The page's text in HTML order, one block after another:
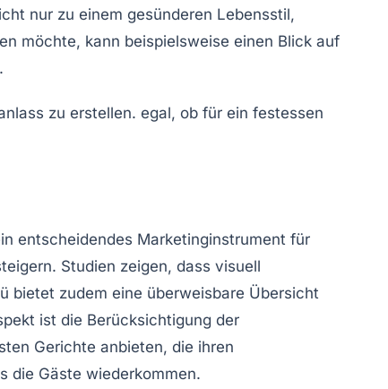
nur zu einem gesünderen Lebensstil,
möchte, kann beispielsweise einen Blick auf
entscheidendes Marketinginstrument für
Studien zeigen, dass visuell
bietet zudem eine überweisbare Übersicht
ist die Berücksichtigung der
Gerichte anbieten, die ihren
die Gäste wiederkommen.